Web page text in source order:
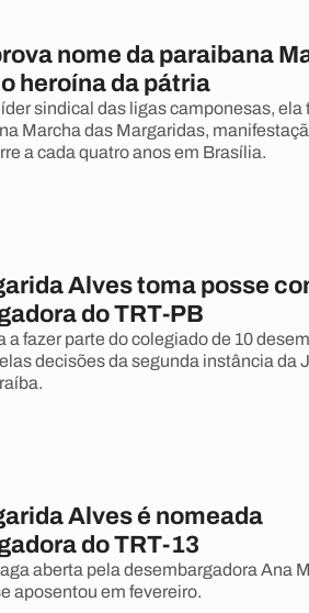
nome da paraibana
heroína da pátria
sindical das ligas camponesas, ela
Marcha das Margaridas,
a cada quatro anos em Brasília.
Alves toma posse
do TRT-PB
a fazer parte do colegiado de 10
decisões da segunda instância da
Alves é nomeada
do TRT-13
aberta pela desembargadora Ana
aposentou em fevereiro.